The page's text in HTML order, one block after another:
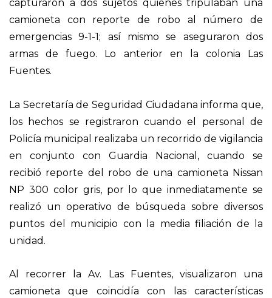
capturaron a dos sujetos quienes tripulaban una
camioneta con reporte de robo al número de
emergencias 9-1-1; así mismo se aseguraron dos
armas de fuego. Lo anterior en la colonia Las
Fuentes.
La Secretaría de Seguridad Ciudadana informa que,
los hechos se registraron cuando el personal de
Policía municipal realizaba un recorrido de vigilancia
en conjunto con Guardia Nacional, cuando se
recibió reporte del robo de una camioneta Nissan
NP 300 color gris, por lo que inmediatamente se
realizó un operativo de búsqueda sobre diversos
puntos del municipio con la media filiación de la
unidad.
Al recorrer la Av. Las Fuentes, visualizaron una
camioneta que coincidía con las características